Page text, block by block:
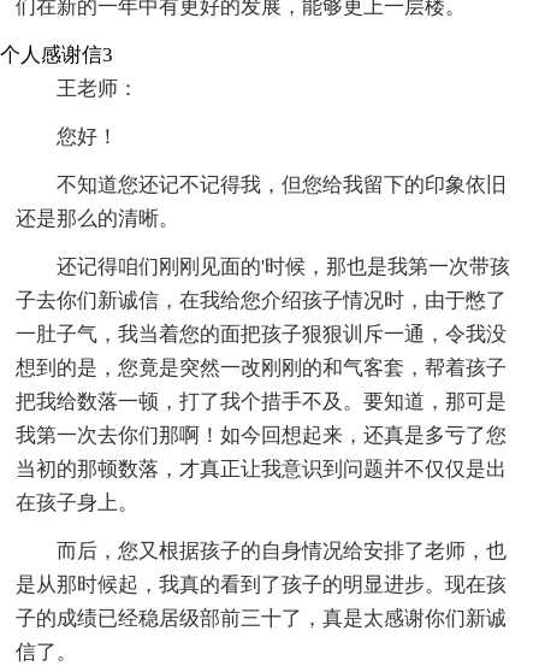
们在新的一年中有更好的发展，能够更上一层楼。
个人感谢信3
王老师：
您好！
不知道您还记不记得我，但您给我留下的印象依旧
还是那么的清晰。
还记得咱们刚刚见面的'时候，那也是我第一次带孩
子去你们新诚信，在我给您介绍孩子情况时，由于憋了
一肚子气，我当着您的面把孩子狠狠训斥一通，令我没
想到的是，您竟是突然一改刚刚的和气客套，帮着孩子
把我给数落一顿，打了我个措手不及。要知道，那可是
我第一次去你们那啊！如今回想起来，还真是多亏了您
当初的那顿数落，才真正让我意识到问题并不仅仅是出
在孩子身上。
而后，您又根据孩子的自身情况给安排了老师，也
是从那时候起，我真的看到了孩子的明显进步。现在孩
子的成绩已经稳居级部前三十了，真是太感谢你们新诚
信了。